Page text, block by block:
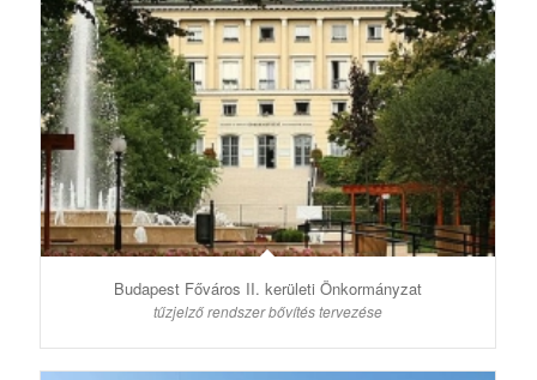
Budapest Főváros II. kerületi Önkormányzat
tűzjelző rendszer bővítés tervezése